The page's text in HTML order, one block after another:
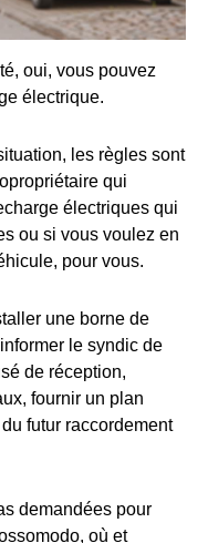
oui, vous pouvez
électrique.
les règles sont
qui
électriques qui
ou si vous voulez en
pour vous.
une borne de
le syndic de
de réception,
fournir un plan
futur raccordement
demandées pour
où et